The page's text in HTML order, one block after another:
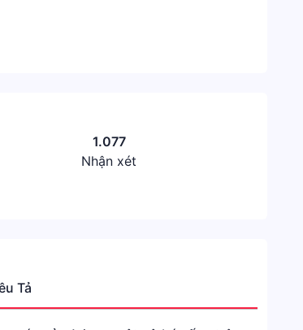
1.077
Nhận xét
Tả